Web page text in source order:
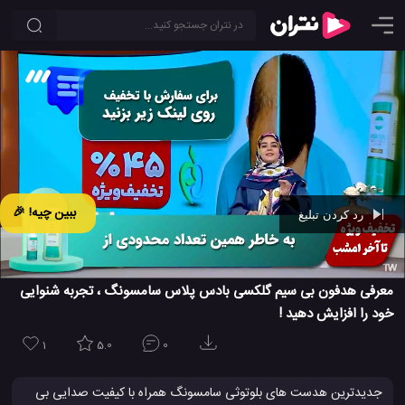
ببین چیه! 🎉 رد کردن تبلیغ
00:42
معرفی هدفون بی سیم گلکسی بادس پلاس سامسونگ ، تجربه شنوایی
خود را افزایش دهید !
1 5.0 0
جدیدترین هدست های بلوتوثی سامسونگ همراه با کیفیت صدایی بی